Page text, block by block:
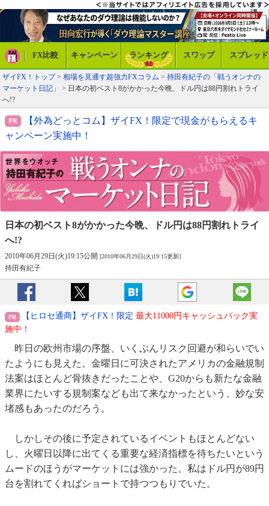
FX比較 キャンペーン ランキング スワップ スプレッド
ザイFX！トップ> 相場を見通す超強力FXコラム > 持田有紀子の「戦うオンナの
マーケット日記」
> 日本の初ベスト8がかかった今晩、ドル円は88円割れトライ
へ!?
【外為どっとコム】ザイFX！限定で現金がもらえるキ
ャンペーン実施中！
日本の初ベスト8がかかった今晩、
ドル円は88円割れトライ
へ!?
2010年06月29日(火)19:15公開 [2010年06月29日(火)19:15更新]
持田有紀子
【ヒロセ通商】ザイFX！限定 最大11000円キャッシュバック実
施中！
昨日の欧州市場の序盤、いくぶんリスク回避が和らいでい
たようにも見えた。金曜日に可決されたアメリカの金融規制
法案はほとんど骨抜きだったことや、G20からも新たな金融
業界にたいする規制案なども出て来なかったという、妙な安
堵感もあったのだろう。
しかしその後に予定されているイベントもほとんどない
し、火曜日以降に出てくる重要な経済指標を待ちたいという
ムードのほうがマーケットには強かった。私はドル円が89円
台を割れてくればショートで持つつもりでいた。